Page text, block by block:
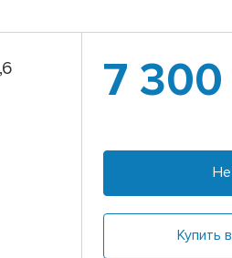
7 300
Купить